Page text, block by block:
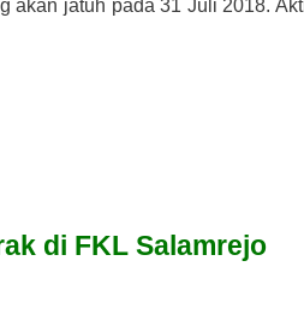
akan jatuh pada 31 Juli 2018.
di FKL Salamrejo